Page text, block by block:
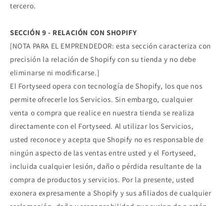
tercero.
SECCIÓN 9 - RELACIÓN CON SHOPIFY
[NOTA PARA EL EMPRENDEDOR: esta sección caracteriza con
precisión la relación de Shopify con su tienda y no debe
eliminarse ni modificarse.]
El Fortyseed opera con tecnología de Shopify, los que nos
permite ofrecerle los Servicios. Sin embargo, cualquier
venta o compra que realice en nuestra tienda se realiza
directamente con el Fortyseed. Al utilizar los Servicios,
usted reconoce y acepta que Shopify no es responsable de
ningún aspecto de las ventas entre usted y el Fortyseed,
incluida cualquier lesión, daño o pérdida resultante de la
compra de productos y servicios. Por la presente, usted
exonera expresamente a Shopify y sus afiliados de cualquier